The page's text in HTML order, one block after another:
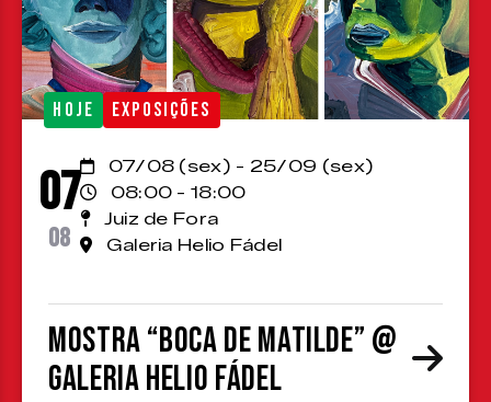
HOJE EXPOSIÇÕES
07
08
07/08 (sex) - 25/09 (sex)
08:00 - 18:00
Juiz de Fora
Galeria Helio Fádel
Mostra “Boca de Matilde” @
Galeria Helio Fádel